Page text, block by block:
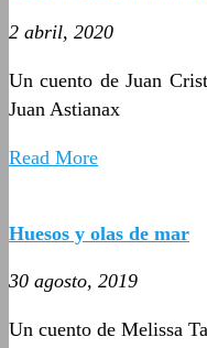
2 abril, 2020
Un cuento de Juan
Juan Astianax
Read More
Huesos y olas de mar
30 agosto, 2019
Un cuento de Melissa